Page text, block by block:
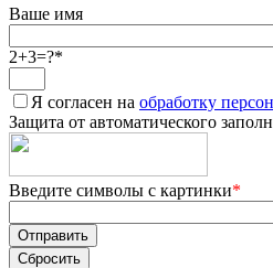
Ваше имя
2+3=?*
Я согласен на обработку
Защита от автоматического
Введите символы с картинки*